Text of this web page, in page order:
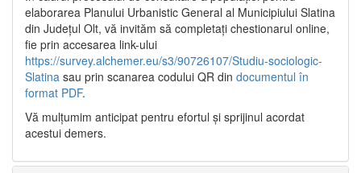
elaborarea Planului Urbanistic General al Municipiului Slatina
din Județul Olt, vă invităm să completați chestionarul online,
fie prin accesarea link-ului
https://survey.alchemer.eu/s3/90726107/Studiu-sociologic-
Slatina sau prin scanarea codului QR din documentul în
format PDF.
Vă mulţumim anticipat pentru efortul şi sprijinul acordat
acestui demers.